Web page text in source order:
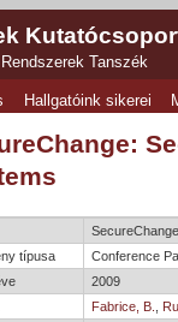
Tanszék
Hallgatóink sikerei
típusa
Conference
2009
Fabrice, B.